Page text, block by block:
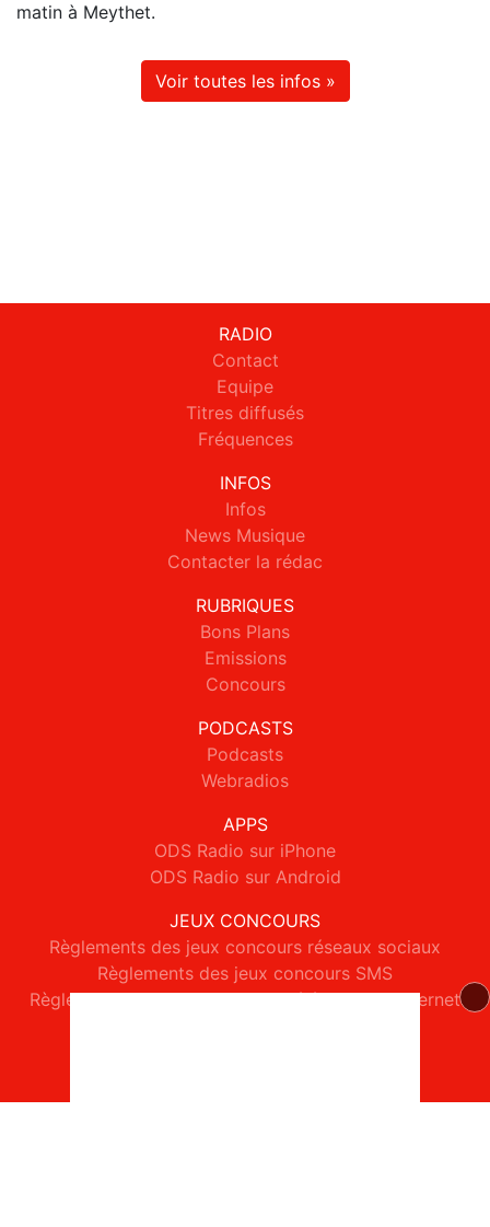
matin à Meythet.
Voir toutes les infos »
RADIO
Contact
Equipe
Titres diffusés
Fréquences
INFOS
Infos
News Musique
Contacter la rédac
RUBRIQUES
Bons Plans
Emissions
Concours
PODCASTS
Podcasts
Webradios
APPS
ODS Radio sur iPhone
ODS Radio sur Android
JEUX CONCOURS
Règlements des jeux concours réseaux sociaux
Règlements des jeux concours SMS
Règlements des jeux concours téléphone et internet